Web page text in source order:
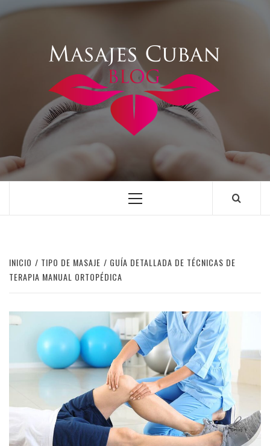
Saltar
Menú
INICIO TIPO DE MASAJE
GUÍA DETALLADA DE TÉCNICAS DE
TERAPIA MANUAL ORTOPÉDICA